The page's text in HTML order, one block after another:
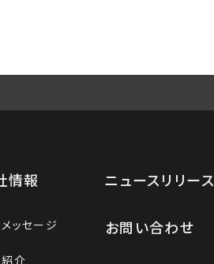
情報
ッセージ
介
ニュースリリース
お問い合わせ